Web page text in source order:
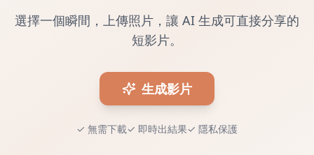
選擇一個瞬間，上傳照片，讓 AI 生成可直接分享的
短影片。
生成影片
✓ 無需下載✓ 即時出結果✓ 隱私保護